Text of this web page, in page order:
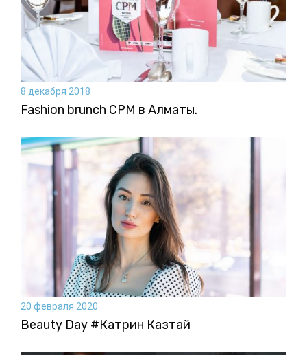
8 декабря 2018
Fashion brunch CPM в Алматы.
20 февраля 2020
Beauty Day #Катрин Казтай